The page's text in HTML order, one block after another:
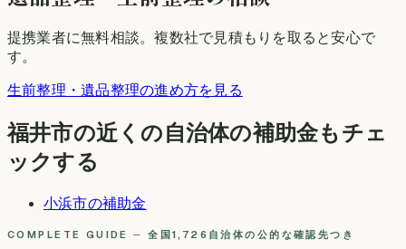
提携業者に無料相談。複数社で見積もりを取ると安心で
す。
生前整理・遺品整理の進め方を見る
福井市の近くの自治体の補助金もチェ
ックする
小浜市の補助金
COMPLETE GUIDE ─ 全国1,726自治体の公的な確認先つき